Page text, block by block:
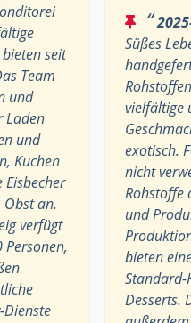
seit
Team
und
Laden
und
Kuchen
an.
verfügt
Personen,
Dienste
“
Süßes
vielfältige
exotisch.
nicht
Rohstoffe
und
bieten
Standard-
Desserts.